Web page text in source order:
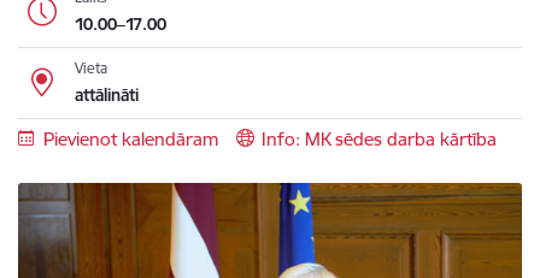
10.00–17.00
Vieta
attālināti
Pievienot kalendāram Info: MK sēdes darba kārtība